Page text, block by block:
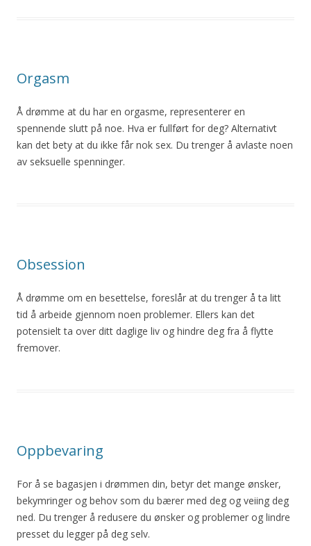
Orgasm
Å drømme at du har en orgasme, representerer en
spennende slutt på noe. Hva er fullført for deg? Alternativt
kan det bety at du ikke får nok sex. Du trenger å avlaste noen
av seksuelle spenninger.
Obsession
Å drømme om en besettelse, foreslår at du trenger å ta litt
tid å arbeide gjennom noen problemer. Ellers kan det
potensielt ta over ditt daglige liv og hindre deg fra å flytte
fremover.
Oppbevaring
For å se bagasjen i drømmen din, betyr det mange ønsker,
bekymringer og behov som du bærer med deg og veiing deg
ned. Du trenger å redusere du ønsker og problemer og lindre
presset du legger på deg selv.